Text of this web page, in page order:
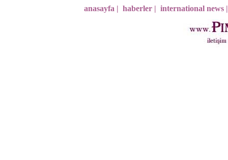
anasayfa | haberler | international news |